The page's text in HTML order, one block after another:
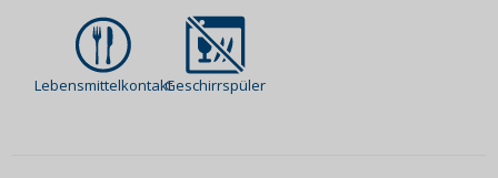
LebensmittelkontaktGeschirrspüler